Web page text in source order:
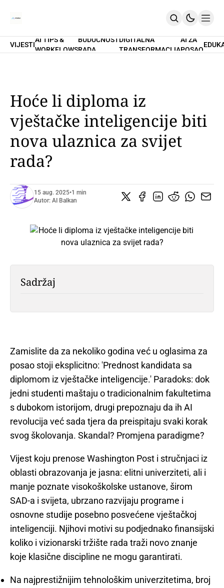
Home
PRETPLATI SE
VIJESTI
AI TIPS &
WORKFLOWS
BUDUĆNOST
RADA
DIGITALNA
TRANSFORMACIJA
AI ZA
POSAO
Hoće li diploma iz
vještačke inteligencije biti
nova ulaznica za svijet
rada?
15 aug. 2025•1 min
Autor: AI Balkan
Sadržaj
Zamislite da za nekoliko godina već u oglasima za
posao stoji eksplicitno: 'Prednost kandidata sa
diplomom iz vještačke inteligencije.' Paradoks: dok
jedni studenti maštaju o tradicionalnim fakultetima
s dubokom istorijom, drugi prepoznaju da ih AI
revolucija već sada tjera da preispitaju svaki korak
svog školovanja. Skandal? Promjena paradigme?
Vijest koju prenose Washington Post i stručnjaci iz
oblasti obrazovanja je jasna: elitni univerziteti, ali i
manje poznate visokoškolske ustanove, širom
SAD-a i svijeta, ubrzano razvijaju programe i
osnovne studije posebno posvećene vještačkoj
inteligenciji. Njihovi motivi su podjednako finansijski
koliko i vizionarski tržište rada traži novo znanje
koje klasične discipline ne mogu garantirati.
Na najprestižnijim tehnološkim univerzitetima, broj